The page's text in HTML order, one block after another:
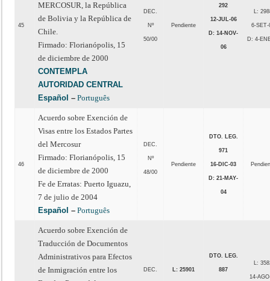
45
MERCOSUR, la República
de Bolivia y la República de
Chile.
Firmado: Florianópolis, 15
de diciembre de 2000
CONTEMPLA
AUTORIDAD CENTRAL
Español – Português
DEC.
Nº
50/00
Pendiente
292
12-JUL-06
D: 14-NOV-
06
L:
6-SET-
D: 4-
46
Acuerdo sobre Exención de
Visas entre los Estados Partes
del Mercosur
Firmado: Florianópolis, 15
de diciembre de 2000
Fe de Erratas: Puerto Iguazu,
7 de julio de 2004
Español – Português
DEC.
Nº
48/00
Pendiente
DTO. LEG.
971
16-DIC-03
D: 21-MAY-
04
Acuerdo sobre Exención de
Traducción de Documentos
Administrativos para Efectos
de Inmigración entre los
DEC. L: 25901
DTO. LEG.
887
L:
14-